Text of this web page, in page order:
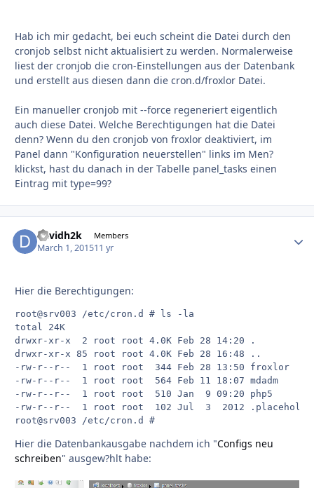
Hab ich mir gedacht, bei euch scheint die Datei durch den
cronjob selbst nicht aktualisiert zu werden. Normalerweise
liest der cronjob die cron-Einstellungen aus der Datenbank
und erstellt aus diesen dann die cron.d/froxlor Datei.
Ein manueller cronjob mit --force regeneriert eigentlich
auch diese Datei. Welche Berechtigungen hat die Datei
denn? Wenn du den cronjob von froxlor deaktiviert, im
Panel dann "Konfiguration neuerstellen" links im Men?
klickst, hast du danach in der Tabelle panel_tasks einen
Eintrag mit type=99?
davidh2k Members
March 1, 201511 yr
Hier die Berechtigungen:
root@srv003 /etc/cron.d # ls -la
total 24K
drwxr-xr-x  2 root root 4.0K Feb 28 14:20 .
drwxr-xr-x 85 root root 4.0K Feb 28 16:48 ..
-rw-r--r--  1 root root  344 Feb 28 13:50 froxlor
-rw-r--r--  1 root root  564 Feb 11 18:07 mdadm
-rw-r--r--  1 root root  510 Jan  9 09:20 php5
-rw-r--r--  1 root root  102 Jul  3  2012
root@srv003 /etc/cron.d #
Hier die Datenbankausgabe nachdem ich "Configs neu
schreiben" ausgew?hlt habe: